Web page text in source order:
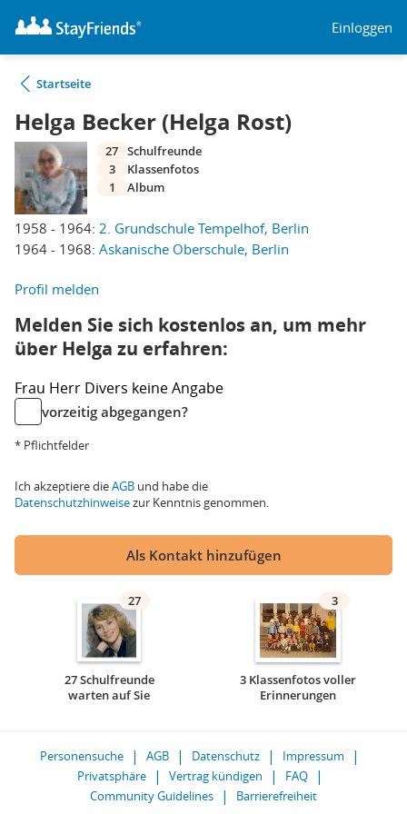
Einloggen
Startseite
Helga Becker (Helga Rost)
1958 - 1964: 2. Grundschule Tempelhof, Berlin
1964 - 1968: Askanische Oberschule, Berlin
27 Schulfreunde
3
Klassenfotos
1
Album
Profil melden
Melden Sie sich kostenlos an, um mehr
über Helga zu erfahren:
Frau Herr Divers keine Angabe
vorzeitig abgegangen?
* Pflichtfelder
Ich akzeptiere dieAGB und habe die
Datenschutzhinweisezur Kenntnis genommen.
Als Kontakt hinzufügen
27
27 Schulfreunde
warten auf Sie
3
3 Klassenfotos voller
Erinnerungen
Personensuche AGB Datenschutz
Impressum
Privatsphäre
Vertrag kündigen
FAQ
Community Guidelines
Barrierefreiheit